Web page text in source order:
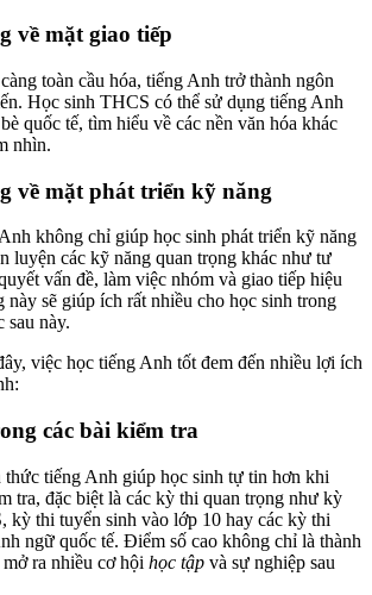
về mặt giao tiếp
toàn cầu hóa, tiếng Anh trở thành ngôn
Học sinh THCS có thể sử dụng tiếng Anh
quốc tế, tìm hiểu về các nền văn hóa khác
nhìn.
về mặt phát triển kỹ năng
không chỉ giúp học sinh phát triển kỹ năng
luyện các kỹ năng quan trọng khác như tư
vấn đề, làm việc nhóm và giao tiếp hiệu
sẽ giúp ích rất nhiều cho học sinh trong
sau này.
việc học tiếng Anh tốt đem đến nhiều lợi ích
các bài kiểm tra
tiếng Anh giúp học sinh tự tin hơn khi
tra, đặc biệt là các kỳ thi quan trọng như kỳ
kỳ thi tuyển sinh vào lớp 10 hay các kỳ thi
ngữ quốc tế. Điểm số cao không chỉ là thành
ra nhiều cơ hội học tập và sự nghiệp sau